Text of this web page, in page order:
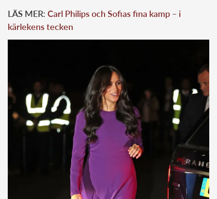
LÄS MER: Carl Philips och Sofias fina kamp – i
kärlekens tecken